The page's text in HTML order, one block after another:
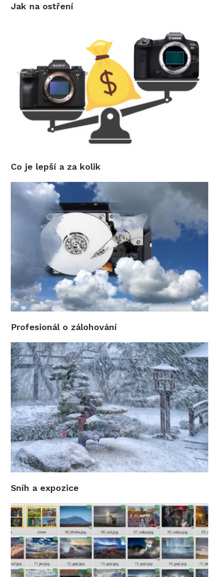
Jak na ostření
Co je lepší a za kolik
Profesionál o zálohování
Sníh a expozice